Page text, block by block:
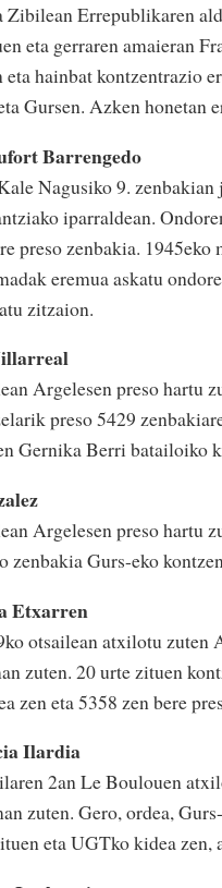
Zibilean Errepublikaren
eta gerraren amaieran
hainbat kontzentrazio
Gursen. Azken honetan
Barrengedo
Nagusiko 9.
iparraldean.
preso zenbakia.
eremua askatu
zitzaion.
Argelesen preso hartu
preso 5429
Gernika Berri batailoiko
Argelesen preso hartu
zenbakia Gurs-eko
Etxarren
otsailean atxilotu zuten
zuten. 20 urte zituen
zen eta 5358 zen bere
Ilardia
2an Le Boulouen
zuten. Gero, ordea,
eta UGTko kidea